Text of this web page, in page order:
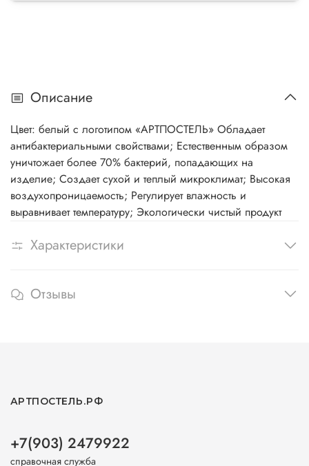
Описание
Цвет: белый с логотипом «АРТПОСТЕЛЬ» Обладает
антибактериальными свойствами; Естественным образом
уничтожает более 70% бактерий, попадающих на
изделие; Создает сухой и теплый микроклимат; Высокая
воздухопроницаемость; Регулирует влажность и
выравнивает температуру; Экологически чистый продукт
Характеристики
Отзывы
АРТПОСТЕЛЬ.РФ
+7(903) 2479922
справочная служба